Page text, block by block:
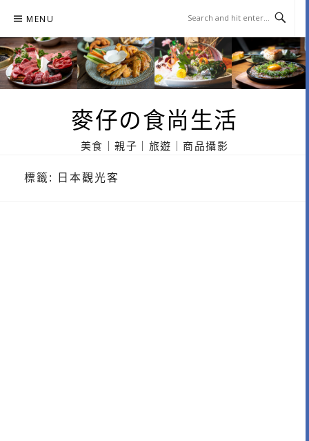
content
MENU
麥仔の食尚生活
美食｜親子｜旅遊｜商品攝影
標籤: 日本觀光客